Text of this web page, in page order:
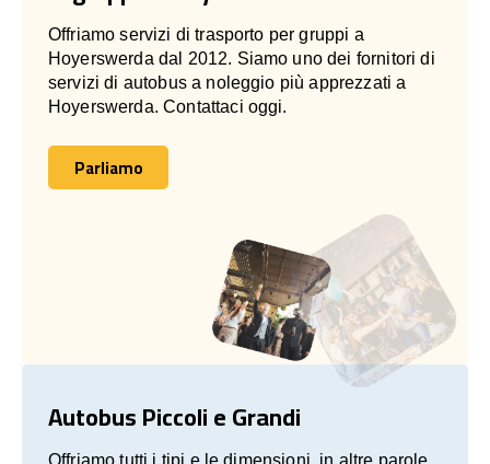
Offriamo servizi di trasporto per gruppi a
Hoyerswerda dal 2012. Siamo uno dei fornitori di
servizi di autobus a noleggio più apprezzati a
Hoyerswerda. Contattaci oggi.
Parliamo
Parliamo
Autobus Piccoli e Grandi
Offriamo tutti i tipi e le dimensioni, in altre parole